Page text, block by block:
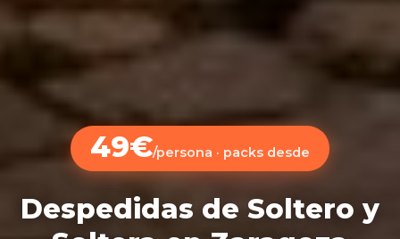
49€/persona · packs desde
Despedidas de Soltero y